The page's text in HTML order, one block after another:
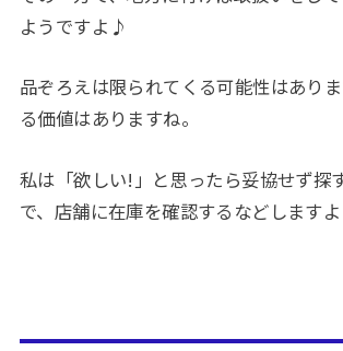
ようですよ♪
品ぞろえは限られてくる可能性はあり
る価値はありますね。
私は「欲しい!」と思ったら妥協せず探
で、店舗に在庫を確認するなどします